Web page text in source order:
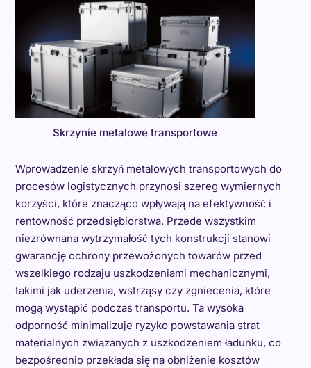
Skrzynie metalowe transportowe
Wprowadzenie skrzyń metalowych transportowych do
procesów logistycznych przynosi szereg wymiernych
korzyści, które znacząco wpływają na efektywność i
rentowność przedsiębiorstwa. Przede wszystkim
niezrównana wytrzymałość tych konstrukcji stanowi
gwarancję ochrony przewożonych towarów przed
wszelkiego rodzaju uszkodzeniami mechanicznymi,
takimi jak uderzenia, wstrząsy czy zgniecenia, które
mogą wystąpić podczas transportu. Ta wysoka
odporność minimalizuje ryzyko powstawania strat
materialnych związanych z uszkodzeniem ładunku, co
bezpośrednio przekłada się na obniżenie kosztów